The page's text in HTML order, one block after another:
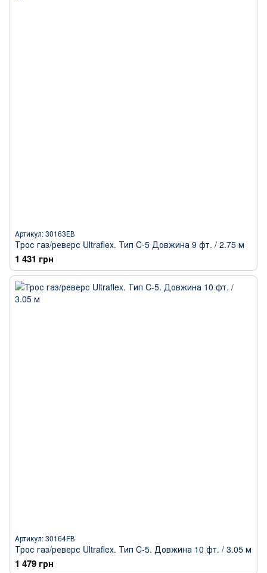
Артикул: 30163ЕВ
Трос газ/реверс Ultraflex. Тип C-5 Довжина 9 фт. / 2.75 м
1 431 грн
Артикул: 30164FВ
Трос газ/реверс Ultraflex. Тип C-5. Довжина 10 фт. / 3.05 м
1 479 грн